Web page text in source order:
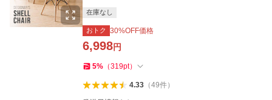
在庫なし
おトク 30%OFF価格
6,998円
5% （319pt）
4.33（49件）